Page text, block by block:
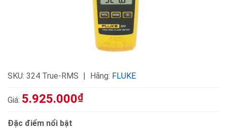
SKU: 324 True-RMS Hãng: FLUKE
Giá: 5.925.000₫
Đặc điểm nổi bật